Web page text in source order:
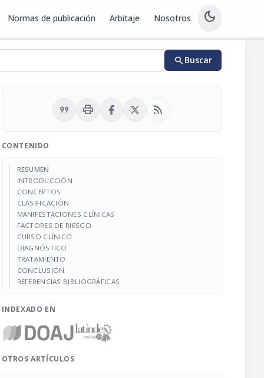
Normas de publicación Arbitaje Nosotros dark_mode
searchBuscar
format_quote print rss_feed
CONTENIDO
RESUMEN
INTRODUCCIÓN
CONCEPTOS
CLASIFICACIÓN
MANIFESTACIONES CLÍNICAS
FACTORES DE RIESGO
CURSO CLÍNICO
DIAGNÓSTICO
TRATAMIENTO
CONCLUSIÓN
REFERENCIAS BIBLIOGRÁFICAS
INDEXADO EN
OTROS ARTÍCULOS